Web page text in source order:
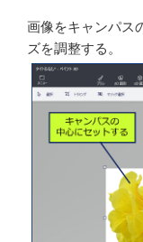
メニューバーの「
スサイズを調整
の上に移動させる